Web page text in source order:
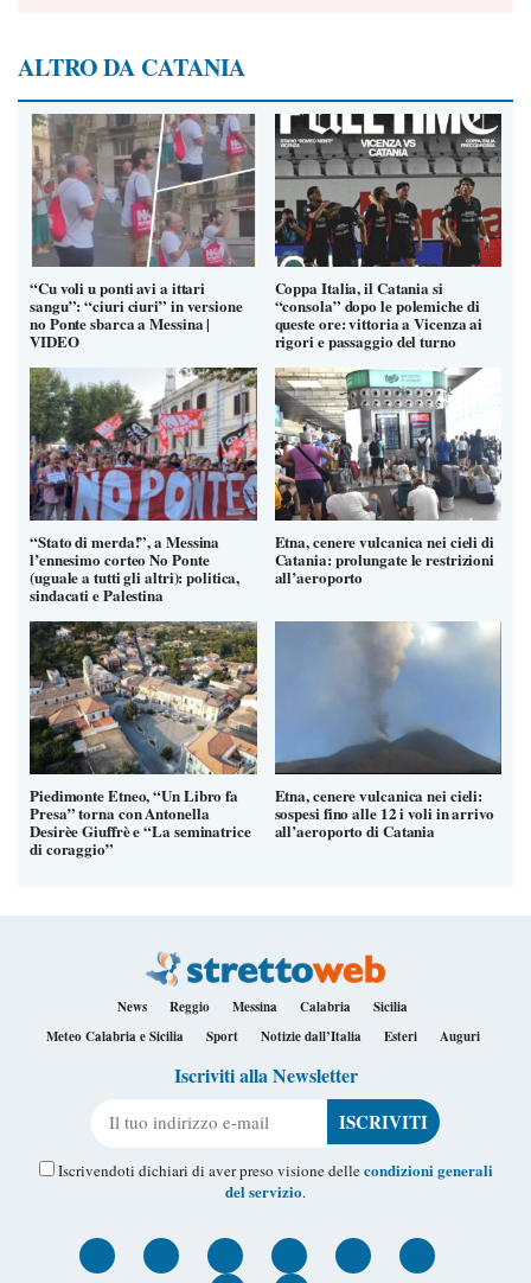
ALTRO DA CATANIA
“Cu voli u ponti avi a ittari
sangu”: “ciuri ciuri” in versione
no Ponte sbarca a Messina |
VIDEO
Coppa Italia, il Catania si
“consola” dopo le polemiche di
queste ore: vittoria a Vicenza ai
rigori e passaggio del turno
“Stato di merda!”, a Messina
l’ennesimo corteo No Ponte
(uguale a tutti gli altri): politica,
sindacati e Palestina
Etna, cenere vulcanica nei cieli di
Catania: prolungate le restrizioni
all’aeroporto
Piedimonte Etneo, “Un Libro fa
Presa” torna con Antonella
Desirèe Giuffrè e “La seminatrice
di coraggio”
Etna, cenere vulcanica nei cieli:
sospesi fino alle 12 i voli in arrivo
all’aeroporto di Catania
News Reggio Messina Calabria
Sicilia
Meteo Calabria e Sicilia
Sport Notizie dall’Italia Esteri Auguri
Iscriviti alla Newsletter
Iscrivendoti dichiari di aver preso visione dellecondizioni generali
del servizio.